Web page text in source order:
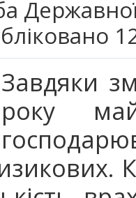
Завдяки
року